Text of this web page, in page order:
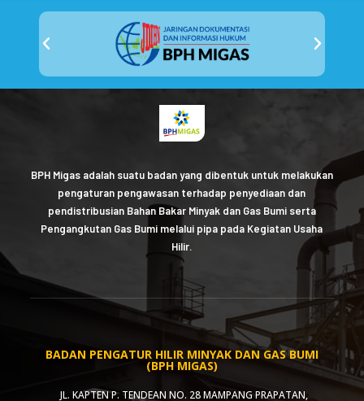
BPH Migas adalah suatu badan yang dibentuk untuk melakukan
pengaturan pengawasan terhadap penyediaan dan
pendistribusian Bahan Bakar Minyak dan Gas Bumi serta
Pengangkutan Gas Bumi melalui pipa pada Kegiatan Usaha
Hilir.
BADAN PENGATUR HILIR MINYAK DAN GAS BUMI
(BPH MIGAS)
JL. KAPTEN P. TENDEAN NO. 28 MAMPANG PRAPATAN,